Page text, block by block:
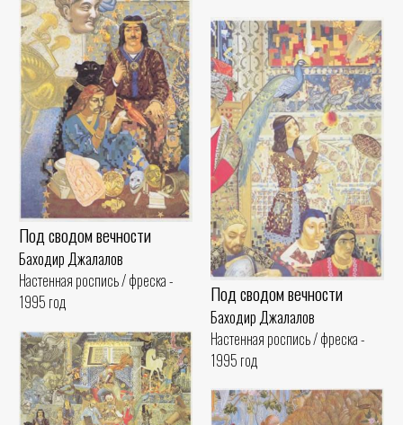
Под сводом вечности
Баходир Джалалов
Настенная роспись / фреска -
1995 год
Под сводом вечности
Баходир Джалалов
Настенная роспись / фреска -
1995 год